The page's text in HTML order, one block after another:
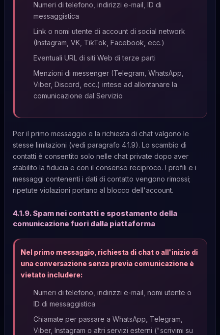
Numeri di telefono, indirizzi e-mail, ID di
messaggistica
Link o nomi utente di account di social network
(Instagram, VK, TikTok, Facebook, ecc.)
Eventuali URL di siti Web di terze parti
Menzioni di messenger (Telegram, WhatsApp,
Viber, Discord, ecc.) intese ad allontanare la
comunicazione dal Servizio
Per il primo messaggio e la richiesta di chat valgono le
stesse limitazioni (vedi paragrafo 4.1.9). Lo scambio di
contatti è consentito solo nelle chat private dopo aver
stabilito la fiducia e con il consenso reciproco. I profili e i
messaggi contenenti i dati di contatto vengono rimossi;
ripetute violazioni portano al blocco dell'account.
4.1.9. Spam nei contatti e spostamento della
comunicazione fuori dalla piattaforma
Nel primo messaggio, richiesta di chat o all'inizio di
una conversazione senza previa comunicazione è
vietato includere:
Numeri di telefono, indirizzi e-mail, nomi utente o
ID di messaggistica
Chiamate per passare a WhatsApp, Telegram,
Viber, Instagram o altri servizi esterni ("scrivimi su